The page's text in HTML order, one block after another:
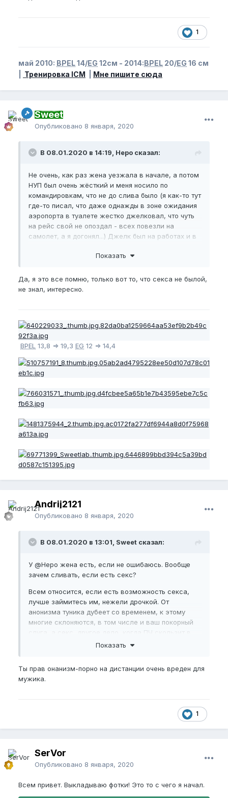
1
май 2010: BPEL14/EG 12см - 2014:BPEL 20/EG 16 см
Тренировка ICM Мне пишите сюда
Sweet
Опубликовано 8 января, 2020
В 08.01.2020 в 14:19, Неро сказал:
Не очень, как раз жена уезжала в начале, а потом
НУП был очень жёсткий и меня носило по
командировкам, что не до слива было (я как-то тут
где-то писал, что даже однажды в зоне ожидания
аэропорта в туалете жестко джелковал, что чуть
на рейс свой не опоздал - всех повезли на
самолет, а я догонял...) Джелк был на работах и в
одну из ночей таких командировочных член
Если жестко тренить - член вообще уложить
можно, тут не до секса и не до слива...
Показать
Да, я это все помню, только вот то, что секса не былой,
не знал, интересно.
BPEL 13,8 => 19,3 EG 12 => 14,4
Andrij2121
Опубликовано 8 января, 2020
В 08.01.2020 в 13:01, Sweet сказал:
У @Неро жена есть, если не ошибаюсь. Вообще
зачем сливать, если есть секс?
Всем относится, если есть возможность секса,
лучше займитесь им, нежели дрочкой. От
анонизма туника дубеет со временем, к этому
многие склоняются, в том числе и ваш покорный
слуга, а секс, другое дело, когда ПЧ скользит в
вагине, ему ничего не будет!
месяц можно в лёгком режиме, хорошо когда без
порно, а просто на картинку или текст, идеально
Показать
Ты прав онанизм-порно на дистанции очень вреден для
мужика.
1
SerVor
Опубликовано 8 января, 2020
Всем привет. Выкладываю фотки! Это то с чего я начал.